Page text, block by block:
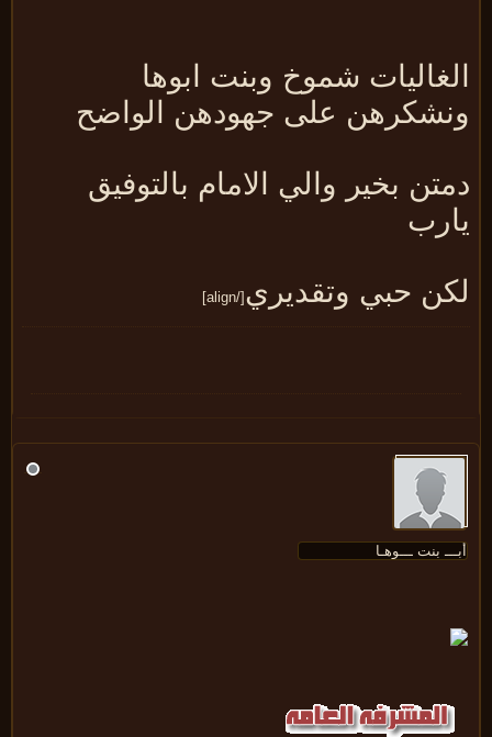
شموخ وبنت ابوها
على جهودهن الواضح
بخير والي الامام بالتوفيق
حبي وتقديري[/align]